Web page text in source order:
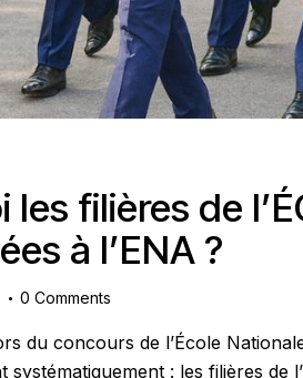
les filières de
à l’ENA ?
0 Comments
du concours de l’École
systématiquement : les filières de